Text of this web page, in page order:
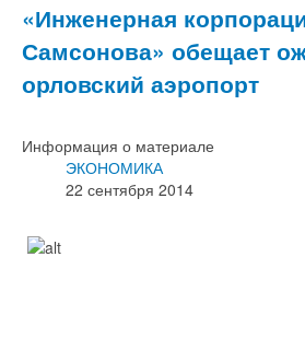
«Инженерная
Самсонова» обещает
орловский аэропорт
Информация о материале
ЭКОНОМИКА
22 сентября 2014